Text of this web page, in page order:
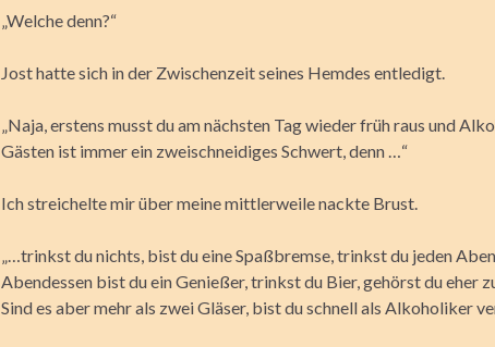
„Welche denn?“
Jost hatte sich in der Zwischenzeit seines Hemdes entledigt.
„Naja, erstens musst du am nächsten Tag wieder früh raus und
Gästen ist immer ein zweischneidiges Schwert, denn …“
Ich streichelte mir über meine mittlerweile nackte Brust.
„…trinkst du nichts, bist du eine Spaßbremse, trinkst du jeden
Abendessen bist du ein Genießer, trinkst du Bier, gehörst du eher
Sind es aber mehr als zwei Gläser, bist du schnell als Alkoholiker